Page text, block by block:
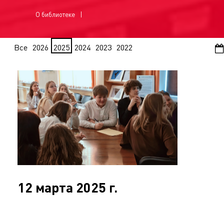
О библиотеке
Все 2026 2025 2024 2023 2022
12 марта 2025 г.